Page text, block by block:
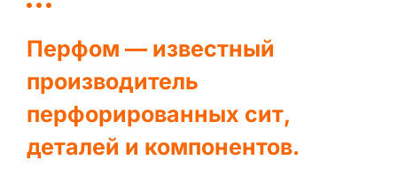
Перфом — известный
производитель
перфорированных сит,
деталей и компонентов.